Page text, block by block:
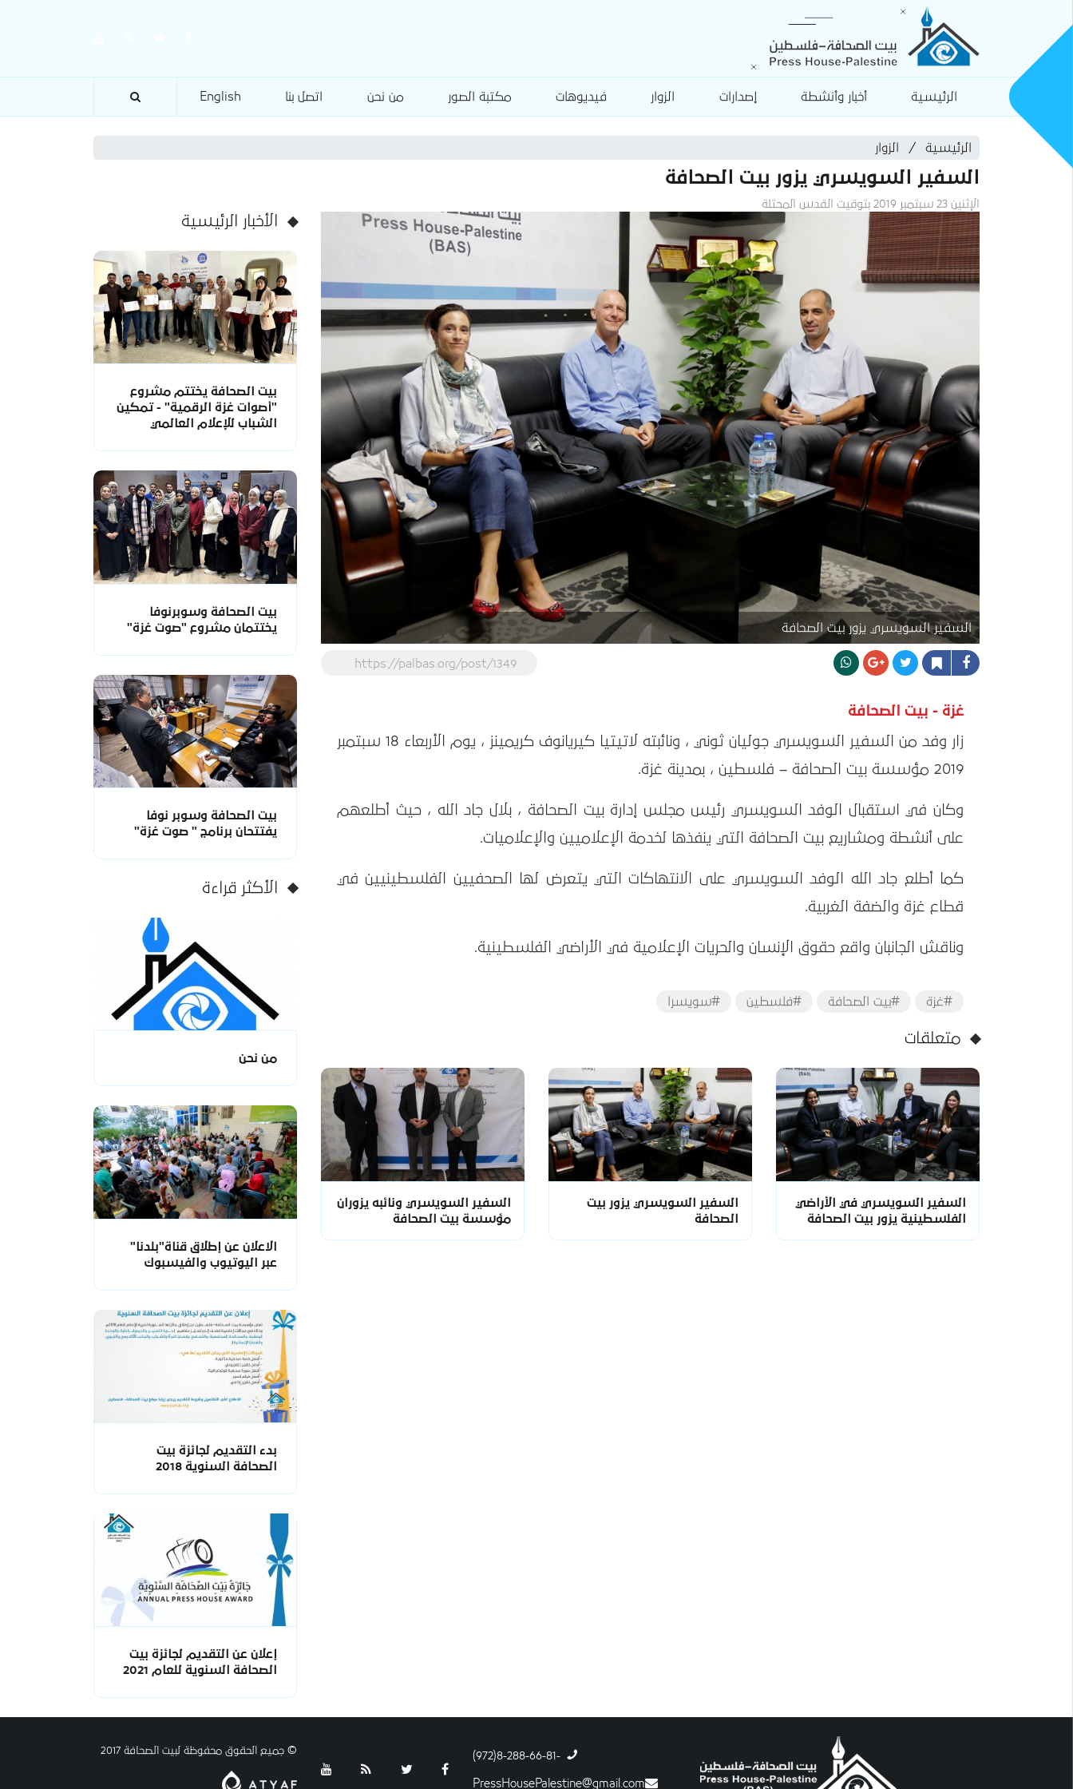
الرئيسية أخبار وأنشطة إصدارات الزوار فيديوهات مكتبة الصور من نحن اتصل بنا English
الرئيسية الزوار
السفير السويسري يزور بيت الصحافة
الإثنين 23 سبتمبر 2019 بتوقيت القدس المحتلة
السفير السويسري يزور بيت الصحافة
https://palbas.org/post/1349
غزة - بيت الصحافة
زار وفد من السفير السويسري جوليان ثوني ، ونائبته لاتيتيا كيريانوف كريمينز ، يوم الأربعاء 18 سبتمبر
2019 مؤسسة بيت الصحافة – فلسطين ، بمدينة غزة.
وكان في استقبال الوفد السويسري رئيس مجلس إدارة بيت الصحافة ، بلال جاد الله ، حيث أطلعهم
على أنشطة ومشاريع بيت الصحافة التي ينفذها لخدمة الإعلاميين والإعلاميات.
كما أطلع جاد الله الوفد السويسري على الانتهاكات التي يتعرض لها الصحفيين الفلسطينيين في
قطاع غزة والضفة الغربية.
وناقش الجانبان واقع حقوق الإنسان والحريات الإعلامية في الأراضي الفلسطينية.
#غزة #بيت الصحافة #فلسطين #سويسرا
متعلقات
السفير السويسري في الأراضي
الفلسطينية يزور بيت الصحافة
السفير السويسري يزور بيت
الصحافة
السفير السويسري ونائبه يزوران
مؤسسة بيت الصحافة
الأخبار الرئيسية
بيت الصحافة يختتم مشروع
"أصوات غزة الرقمية" - تمكين
الشباب للإعلام العالمي
بيت الصحافة وسوبرنوفا
يختتمان مشروع "صوت غزة"
بيت الصحافة وسوبر نوفا
يفتتحان برنامج " صوت غزة"
الأكثر قراءة
من نحن
الاعلان عن إطلاق قناة"بلدنا"
عبر اليوتيوب والفيسبوك
بدء التقديم لجائزة بيت
الصحافة السنوية 2018
إعلان عن التقديم لجائزة بيت
الصحافة السنوية للعام 2021
-8-288-66-81(972)
PressHousePalestine@gmail.com
© جميع الحقوق محفوظة لبيت الصحافة 2017